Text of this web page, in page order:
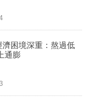
濟困境深重：熬過低
通膨